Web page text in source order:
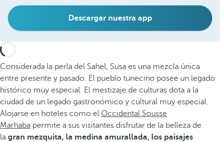
Descargar nuestra app
Considerada la perla del Sahel, Susa es una mezcla única
entre presente y pasado. El pueblo tunecino posee un legado
histórico muy especial. El mestizaje de culturas dota a la
ciudad de un legado gastronómico y cultural muy especial.
Alojarse en hoteles como el Occidental Sousse
Marhaba permite a sus visitantes disfrutar de la belleza de
la gran mezquita, la medina amurallada, los paisajes